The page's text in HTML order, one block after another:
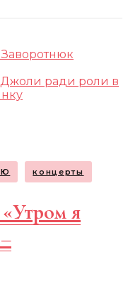
ради роли в
концерты
я